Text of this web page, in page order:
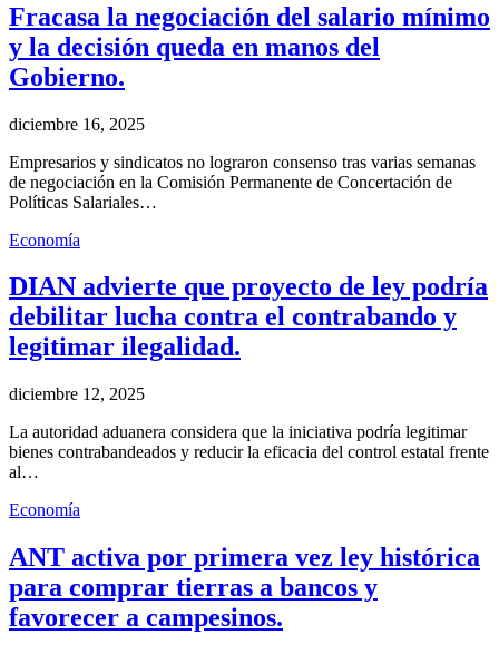
Fracasa la negociación del salario mínimo
y la decisión queda en manos del
Gobierno.
diciembre 16, 2025
Empresarios y sindicatos no lograron consenso tras varias semanas
de negociación en la Comisión Permanente de Concertación de
Políticas Salariales…
Economía
DIAN advierte que proyecto de ley podría
debilitar lucha contra el contrabando y
legitimar ilegalidad.
diciembre 12, 2025
La autoridad aduanera considera que la iniciativa podría legitimar
bienes contrabandeados y reducir la eficacia del control estatal frente
al…
Economía
ANT activa por primera vez ley histórica
para comprar tierras a bancos y
favorecer a campesinos.